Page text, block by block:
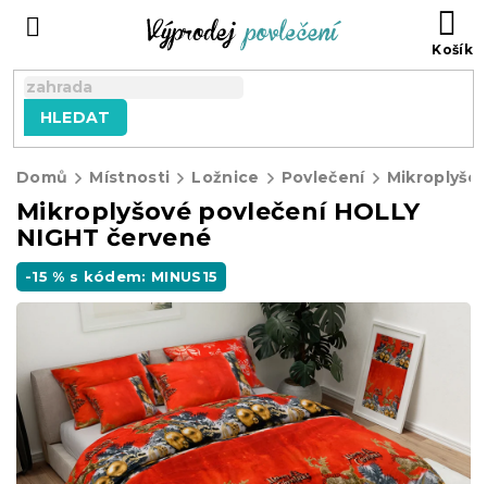
HLEDAT
Domů Místnosti Ložnice Povlečení
Mikroplyšové povlečení HOLLY
NIGHT červené
-15 % s kódem: MINUS15